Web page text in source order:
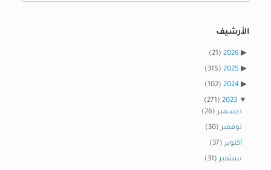
الأرشيف
2026
(21)
2025
(315)
2024
(102)
2023
(271)
ديسمبر(26)
نوفمبر(30)
أكتوبر(37)
سبتمبر(31)